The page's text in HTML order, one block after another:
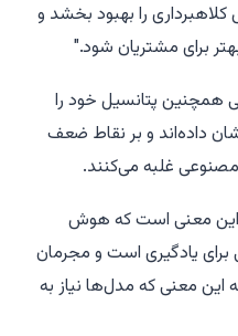
را بهبود بخشد و
برای مشتریان شود."
همچنین پتانسیل خود را
داده‌اند و بر نقاط ضعف
غلبه می‌کنند.
این معنی است که هوش
یادگیری است و مجرمان
معنی که مدل‌ها نیاز به